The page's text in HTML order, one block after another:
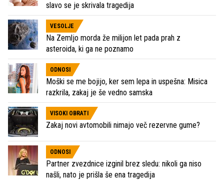
slavo se je skrivala tragedija
VESOLJE
Na Zemljo morda že milijon let pada prah z
asteroida, ki ga ne poznamo
ODNOSI
Moški se me bojijo, ker sem lepa in uspešna: Misica
razkrila, zakaj je še vedno samska
VISOKI OBRATI
Zakaj novi avtomobili nimajo več rezervne gume?
ODNOSI
Partner zvezdnice izginil brez sledu: nikoli ga niso
našli, nato je prišla še ena tragedija